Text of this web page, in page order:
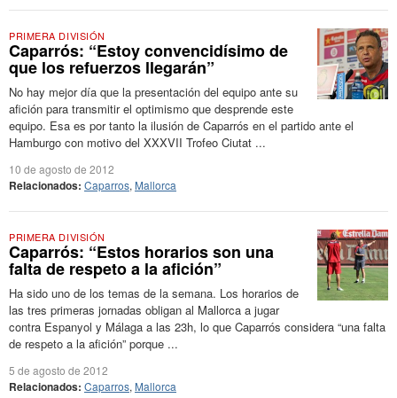
PRIMERA DIVISIÓN
Caparrós: “Estoy convencidísimo de
que los refuerzos llegarán”
No hay mejor día que la presentación del equipo ante su
afición para transmitir el optimismo que desprende este
equipo. Esa es por tanto la ilusión de Caparrós en el partido ante el
Hamburgo con motivo del XXXVII Trofeo Ciutat ...
10 de agosto de 2012
Relacionados: Caparros, Mallorca
PRIMERA DIVISIÓN
Caparrós: “Estos horarios son una
falta de respeto a la afición”
Ha sido uno de los temas de la semana. Los horarios de
las tres primeras jornadas obligan al Mallorca a jugar
contra Espanyol y Málaga a las 23h, lo que Caparrós considera “una falta
de respeto a la afición” porque ...
5 de agosto de 2012
Relacionados: Caparros, Mallorca